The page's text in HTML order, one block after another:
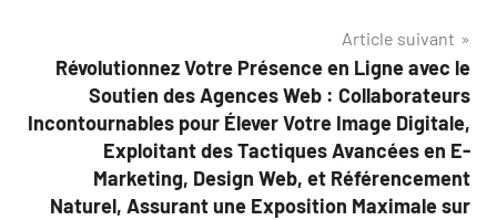
Article suivant
Révolutionnez Votre Présence en Ligne avec le
Soutien des Agences Web : Collaborateurs
Incontournables pour Élever Votre Image Digitale,
Exploitant des Tactiques Avancées en E-
Marketing, Design Web, et Référencement
Naturel, Assurant une Exposition Maximale sur